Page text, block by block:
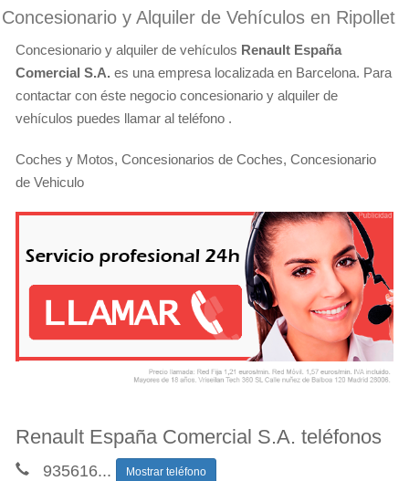
Concesionario y Alquiler de Vehículos en Ripollet
Concesionario y alquiler de vehículos Renault España
Comercial S.A. es una empresa localizada en Barcelona. Para
contactar con éste negocio concesionario y alquiler de
vehículos puedes llamar al teléfono .
Coches y Motos, Concesionarios de Coches, Concesionario
de Vehiculo
Renault España Comercial S.A. teléfonos
935616... Mostrar teléfono